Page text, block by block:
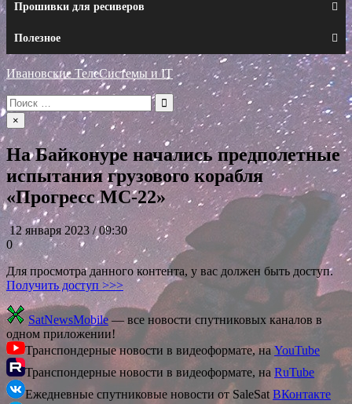
Прошивки для ресиверов
Полезное
Ивановские ТелеСистемы и IT
Искать:
×
На Байконуре начались предполетные
испытания грузового корабля
«Прогресс МС-22»
12 января 2023 / 09:30
0
Для просмотра данного контента, у вас должен быть доступ.
Получить доступ >>>
SatNewsMobile — все новости спутниковых каналов в
одном приложении!
Транспондерные новости в видеоформате, наYouTube
Транспондерные новости в видеоформате, на RuTube
Ежедневные спутниковые новости от SaleSat ВКонтакте